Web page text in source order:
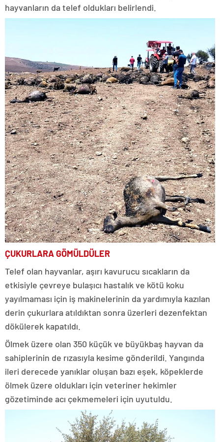
hayvanların da telef oldukları belirlendi.
ÇUKURLARA GÖMÜLDÜLER
Telef olan hayvanlar, aşırı kavurucu sıcakların da
etkisiyle çevreye bulaşıcı hastalık ve kötü koku
yayılmaması için iş makinelerinin da yardımıyla kazılan
derin çukurlara atıldıktan sonra üzerleri dezenfektan
dökülerek kapatıldı.
Ölmek üzere olan 350 küçük ve büyükbaş hayvan da
sahiplerinin de rızasıyla kesime gönderildi. Yangında
ileri derecede yanıklar oluşan bazı eşek, köpeklerde
ölmek üzere oldukları için veteriner hekimler
gözetiminde acı çekmemeleri için uyutuldu.